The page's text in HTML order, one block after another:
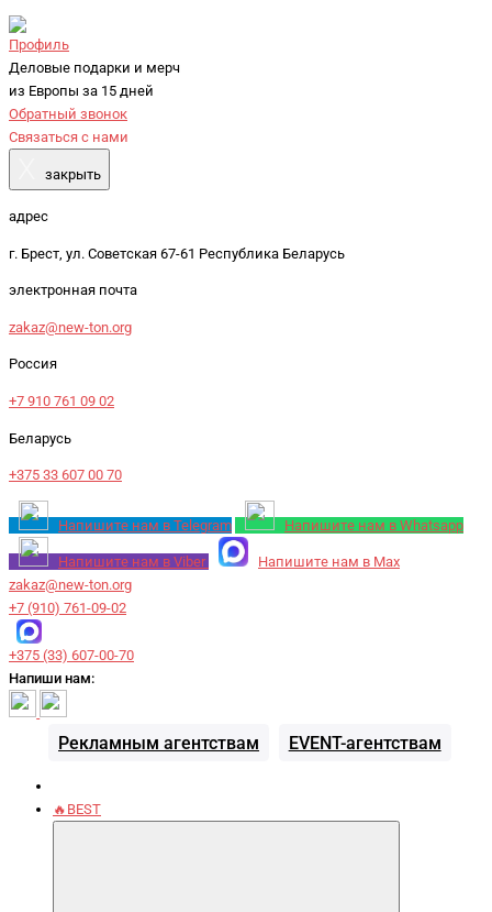
Профиль
Деловые подарки и мерч
из Европы за 15 дней
Обратный звонок
Связаться с нами
закрыть
адрес
г. Брест, ул. Советская 67-61 Республика Беларусь
электронная почта
zakaz@new-ton.org
Россия
+7 910 761 09 02
Беларусь
+375 33 607 00 70
Напишите нам в Telegram Напишите нам в Whatsapp
Напишите нам в Viber
Напишите нам в Max
zakaz@new-ton.org
+7 (910) 761-09-02
+375 (33) 607-00-70
Напиши нам:
Рекламным агентствам EVENT-агентствам
🔥BEST